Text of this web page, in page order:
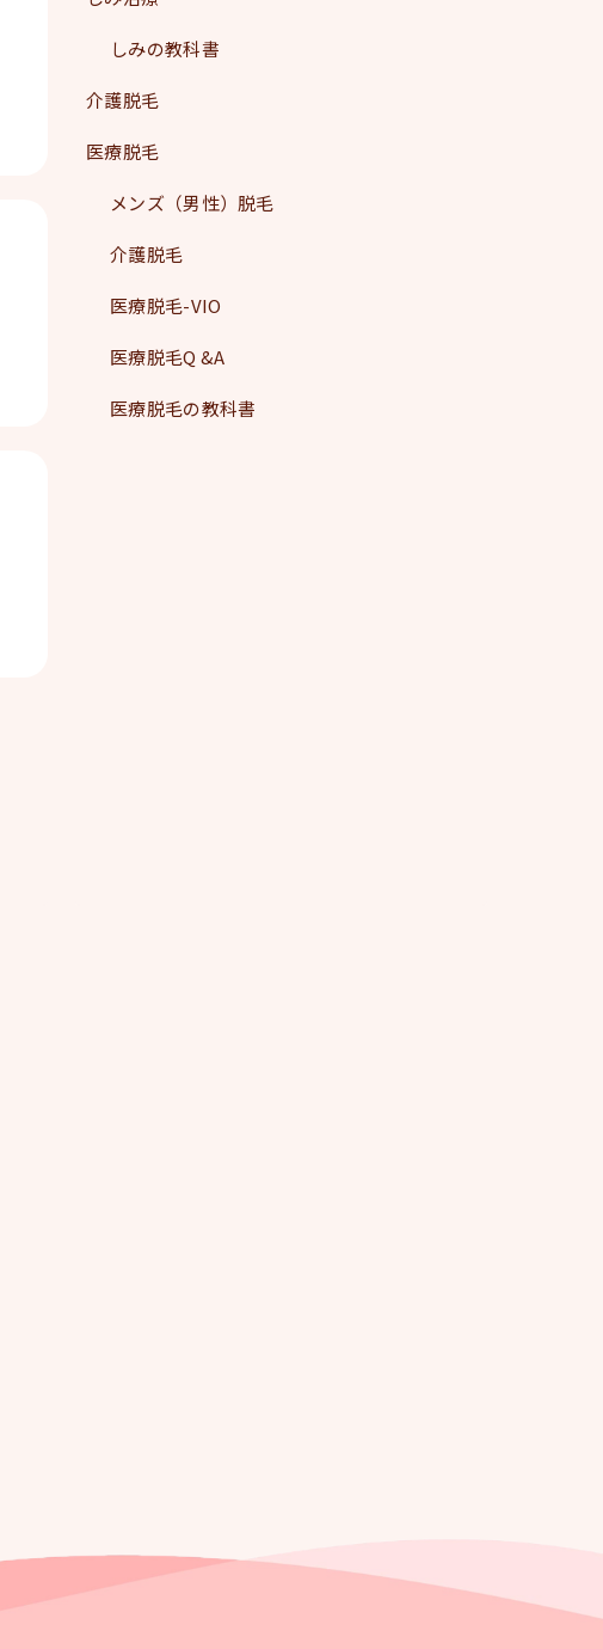
しみの教科書
介護脱毛
医療脱毛
メンズ（男性）脱毛
介護脱毛
医療脱毛-VIO
医療脱毛Q &A
医療脱毛の教科書